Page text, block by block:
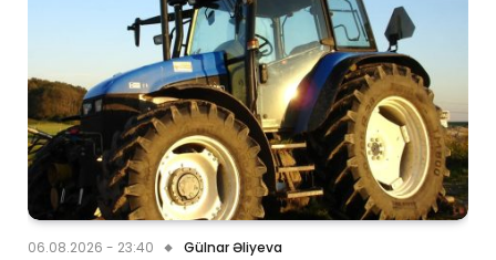
06.08.2026 - 23:40 Gülnar Əliyeva